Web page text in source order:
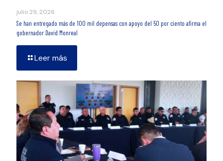
julio 29, 2026
Se han entregado más de 100 mil depensas con apoyo del 50 por ciento afirma el
gobernador David Monreal
Leer más